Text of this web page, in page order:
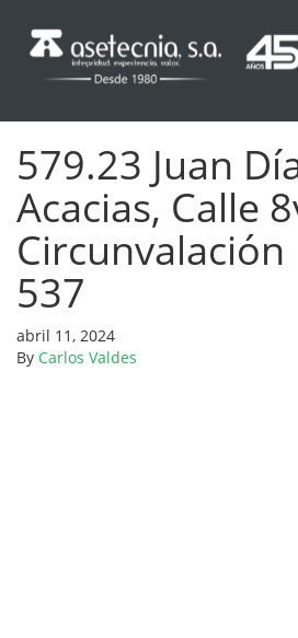
579.23 Juan
Acacias, Calle
Circunvalación
537
abril 11, 2024
By Carlos Valdes